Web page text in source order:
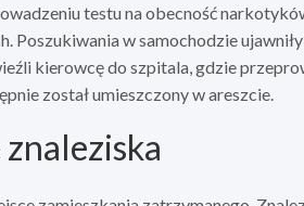
testu na obecność
Poszukiwania w samochodzie
kierowcę do szpitala, gdzie
został umieszczony w areszcie.